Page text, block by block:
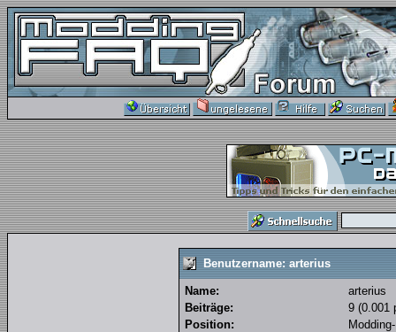
Benutzername: arterius
Name:
arterius
Beiträge:
9 (0.001
Position: